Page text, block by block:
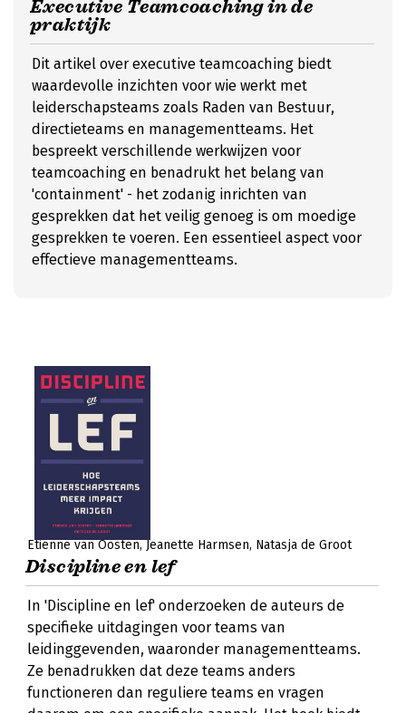
Executive Teamcoaching in de
praktijk
Dit artikel over executive teamcoaching biedt
waardevolle inzichten voor wie werkt met
leiderschapsteams zoals Raden van Bestuur,
directieteams en managementteams. Het
bespreekt verschillende werkwijzen voor
teamcoaching en benadrukt het belang van
'containment' - het zodanig inrichten van
gesprekken dat het veilig genoeg is om moedige
gesprekken te voeren. Een essentieel aspect voor
effectieve managementteams.
Etienne van Oosten Jeanette Harmsen Natasja de Groot
Discipline en lef
In 'Discipline en lef' onderzoeken de auteurs de
specifieke uitdagingen voor teams van
leidinggevenden, waaronder managementteams.
Ze benadrukken dat deze teams anders
functioneren dan reguliere teams en vragen